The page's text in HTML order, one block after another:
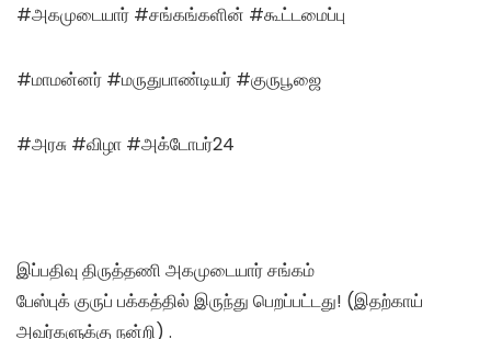
#அகமுடையார் #சங்கங்களின் #கூட்டமைப்பு
#மாமன்னர் #மருதுபாண்டியர் #குருபூஜை
#அரசு #விழா #அக்டோபர்24
இப்பதிவு திருத்தணி அகமுடையார் சங்கம்
பேஸ்புக் குருப் பக்கத்தில் இருந்து பெறப்பட்டது! (இதற்காய்
அவர்களுக்கு நன்றி) .